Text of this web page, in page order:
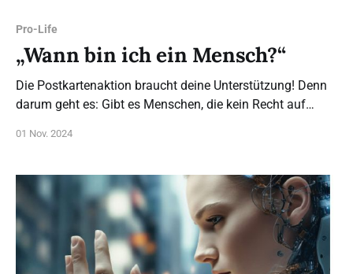
Pro-Life
„Wann bin ich ein Mensch?“
Die Postkartenaktion braucht deine Unterstützung! Denn
darum geht es: Gibt es Menschen, die kein Recht auf
01 Nov. 2024